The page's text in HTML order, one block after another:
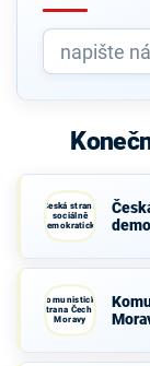
Česká strana
sociálně
demokratická
Komunistická
strana Čech a
Moravy